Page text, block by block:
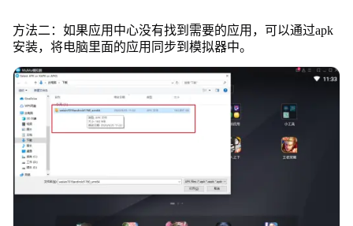
方法二：如果应用中心没有找到需要的应用，可以通过apk
安装，将电脑里面的应用同步到模拟器中。